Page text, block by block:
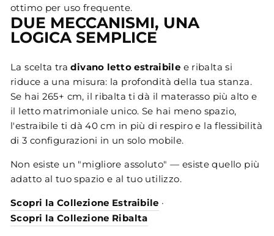
ottimo per uso frequente.
DUE MECCANISMI, UNA
LOGICA SEMPLICE
La scelta tradivano letto estraibile e ribalta si
riduce a una misura: la profondità della tua stanza.
Se hai 265+ cm, il ribalta ti dà il materasso più alto e
il letto matrimoniale unico. Se hai meno spazio,
l'estraibile ti dà 40 cm in più di respiro e la flessibilità
di 3 configurazioni in un solo mobile.
Non esiste un "migliore assoluto" — esiste quello più
adatto al tuo spazio e al tuo utilizzo.
Scopri la Collezione Estraibile ·
Scopri la Collezione Ribalta